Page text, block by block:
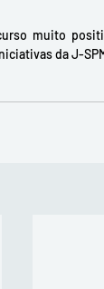
muito
da J-